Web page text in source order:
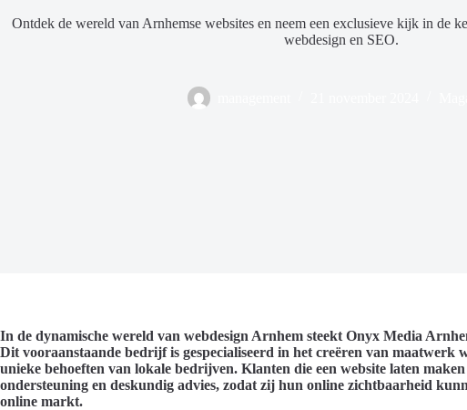
Ontdek de wereld van Arnhemse websites en neem een exclusieve kijk in de
webdesign en SEO.
In de dynamische wereld van webdesign Arnhem steekt Onyx Media
Dit vooraanstaande bedrijf is gespecialiseerd in het creëren van maatwerk
unieke behoeften van lokale bedrijven. Klanten die een website laten
ondersteuning en deskundig advies, zodat zij hun online zichtbaarheid
online markt.